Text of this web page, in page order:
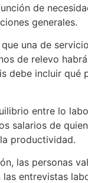
de
generales.
una de
de relevo
debe incluir qué
entre lo
salarios de
productividad.
las personas
entrevistas